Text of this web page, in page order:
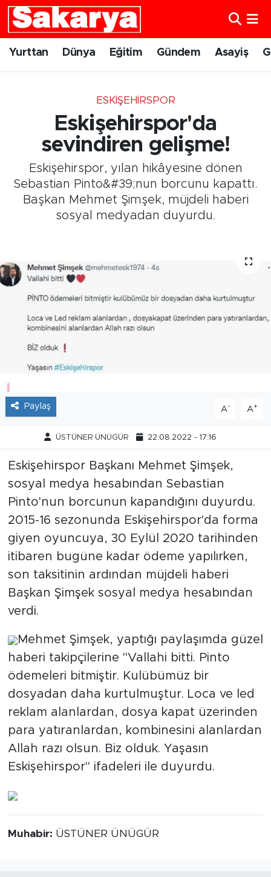
Yurttan Dünya Eğitim Gündem Asayiş
ESKIŞEHIRSPOR
Eskişehirspor'da
sevindiren gelişme!
Eskişehirspor, yılan hikâyesine dönen
Sebastian Pinto&#39;nun borcunu kapattı.
Başkan Mehmet Şimşek, müjdeli haberi
sosyal medyadan duyurdu.
Paylaş A- A+
ÜSTÜNER ÜNÜGÜR 22.08.2022 - 17:16
Eskişehirspor Başkanı Mehmet Şimşek,
sosyal medya hesabından Sebastian
Pinto'nun borcunun kapandığını duyurdu.
2015-16 sezonunda Eskişehirspor'da forma
giyen oyuncuya, 30 Eylül 2020 tarihinden
itibaren bugüne kadar ödeme yapılırken,
son taksitinin ardından müjdeli haberi
Başkan Şimşek sosyal medya hesabından
verdi.
Mehmet Şimşek, yaptığı paylaşımda güzel
haberi takipçilerine "Vallahi bitti. Pinto
ödemeleri bitmiştir. Kulübümüz bir
dosyadan daha kurtulmuştur. Loca ve led
reklam alanlardan, dosya kapat üzerinden
para yatıranlardan, kombinesini alanlardan
Allah razı olsun. Biz olduk. Yaşasın
Eskişehirspor" ifadeleri ile duyurdu.
Muhabir: ÜSTÜNER ÜNÜGÜR
Yurttan
Gündem
Eskişehirspor
Spor
Kültür Sanat
Tarihçe
Resmi İlanlar
Söyleşi
Teknoloji
Politika
Eskişehir Nöbetçi Eczaneler
Eskişehir Namaz Vakitleri
Eskişehir Trafik Yoğunluk Haritası
Süper Lig Puan Durumu ve Fikstür
Tüm Manşetler
Haber Arşivi